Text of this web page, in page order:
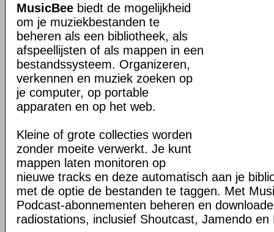
MusicBee biedt de mogelijkheid
om je muziekbestanden te
beheren als een bibliotheek, als
afspeellijsten of als mappen in een
bestandssysteem. Organizeren,
verkennen en muziek zoeken op
je computer, op portable
apparaten en op het web.
Kleine of grote collecties worden
zonder moeite verwerkt. Je kunt
mappen laten monitoren op
nieuwe tracks en deze automatisch aan je
met de optie de bestanden te taggen. Met
Podcast-abonnementen beheren en
radiostations, inclusief Shoutcast, Jamendo